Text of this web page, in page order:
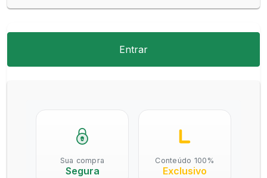
Entrar
Sua compra
Segura
Conteúdo 100%
Exclusivo